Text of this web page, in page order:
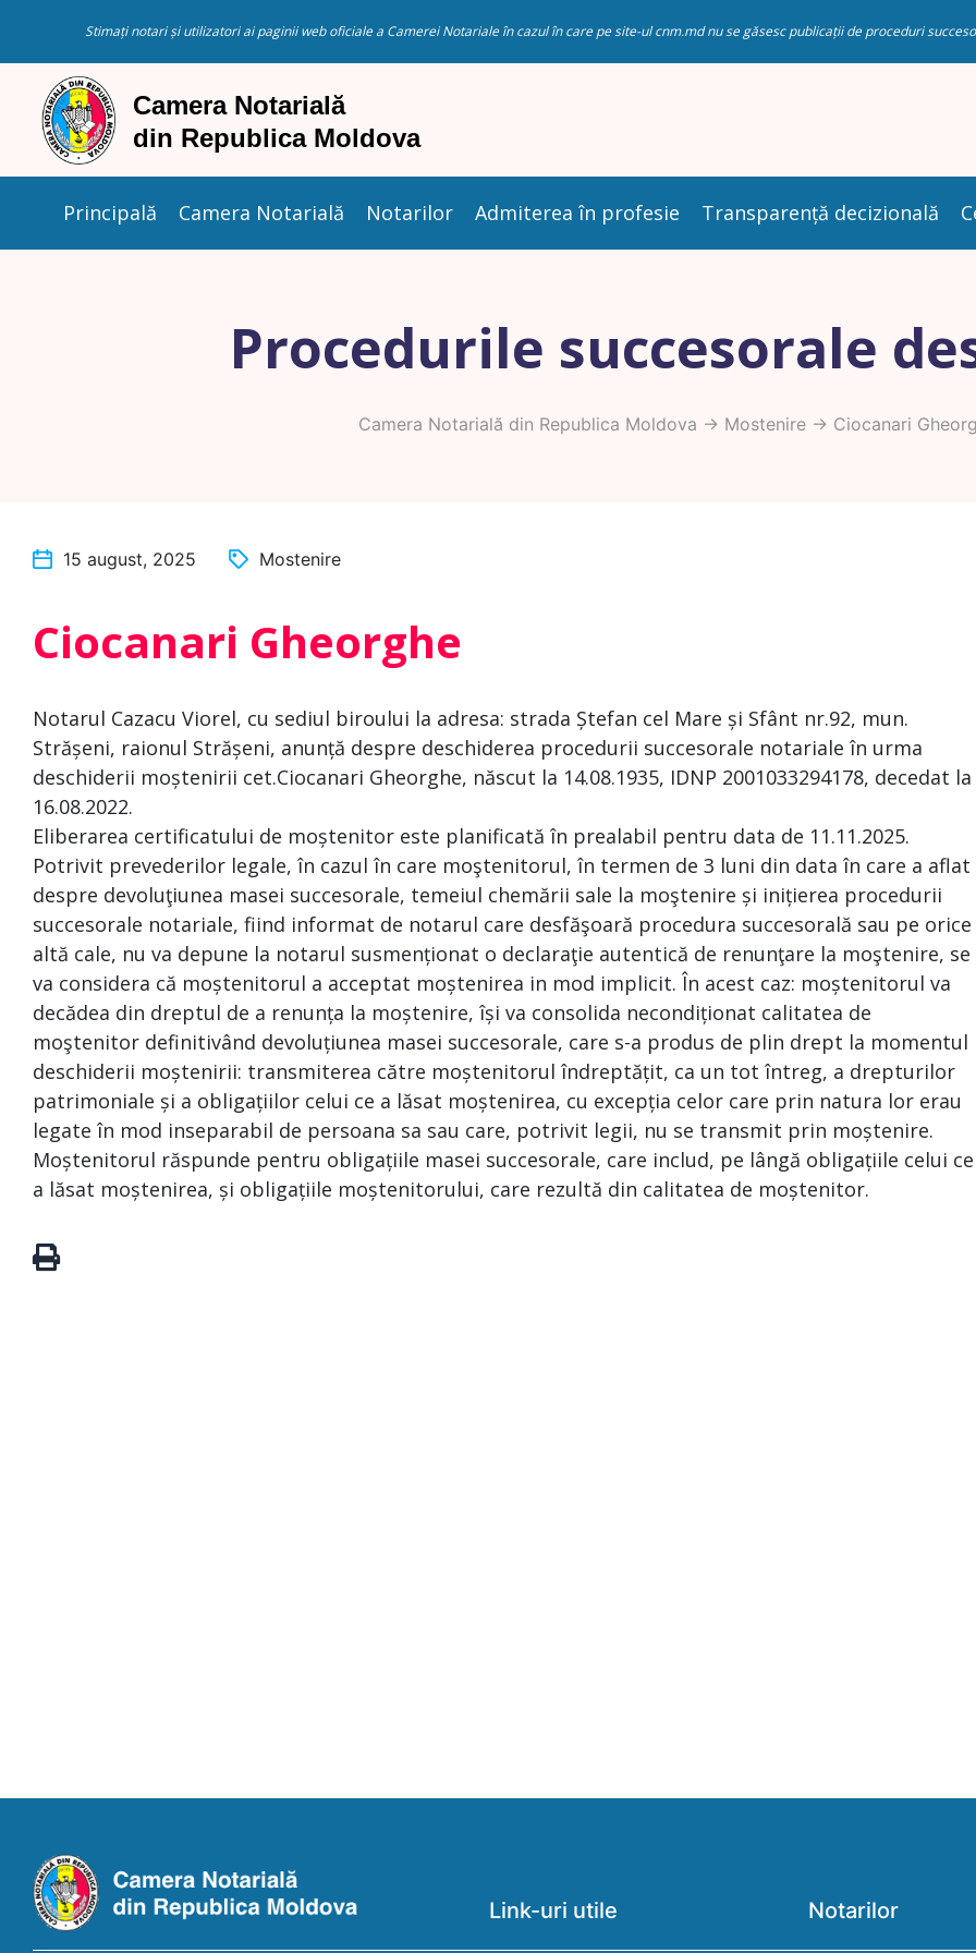
Stimați notari și utilizatori ai paginii web oficiale a Camerei Notariale în cazul în care pe site-ul cnm.md nu se găsesc publicații de proceduri
Principală Camera Notarială Notarilor Admiterea în profesie Transparență decizională
Procedurile succesorale
Camera Notarială din Republica Moldova -> Mostenire-> Ciocanari
15 august, 2025 Mostenire
Ciocanari Gheorghe
Notarul Cazacu Viorel, cu sediul biroului la adresa: strada Ștefan cel Mare și Sfânt nr.92, mun.
Strășeni, raionul Strășeni, anunță despre deschiderea procedurii succesorale notariale în urma
deschiderii moștenirii cet.Ciocanari Gheorghe, născut la 14.08.1935, IDNP 2001033294178, decedat la
16.08.2022.
Eliberarea certificatului de moștenitor este planificată în prealabil pentru data de 11.11.2025.
Potrivit prevederilor legale, în cazul în care moştenitorul, în termen de 3 luni din data în care a aflat
despre devoluţiunea masei succesorale, temeiul chemării sale la moştenire și inițierea procedurii
succesorale notariale, fiind informat de notarul care desfăşoară procedura succesorală sau pe orice
altă cale, nu va depune la notarul susmenționat o declaraţie autentică de renunţare la moştenire, se
va considera că moștenitorul a acceptat moștenirea in mod implicit. În acest caz: moștenitorul va
decădea din dreptul de a renunța la moștenire, își va consolida necondiționat calitatea de
moştenitor definitivând devoluțiunea masei succesorale, care s-a produs de plin drept la momentul
deschiderii moștenirii: transmiterea către moștenitorul îndreptățit, ca un tot întreg, a drepturilor
patrimoniale și a obligațiilor celui ce a lăsat moștenirea, cu excepția celor care prin natura lor erau
legate în mod inseparabil de persoana sa sau care, potrivit legii, nu se transmit prin moștenire.
Moștenitorul răspunde pentru obligațiile masei succesorale, care includ, pe lângă obligațiile celui ce
a lăsat moștenirea, și obligațiile moștenitorului, care rezultă din calitatea de moștenitor.
Link-uri utile Notarilor